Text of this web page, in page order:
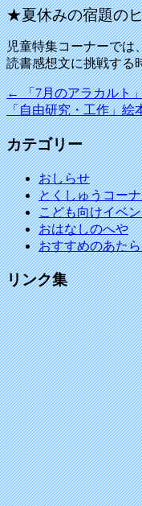
★夏休みの宿題のヒ
児童特集コーナーでは
読書感想文に挑戦する
←「7月のアラカルト
「自由研究・工作」絵
カテゴリー
おしらせ
とくしゅうコー
こども向けイベン
おはなしのへや
おすすめのあた
リンク集